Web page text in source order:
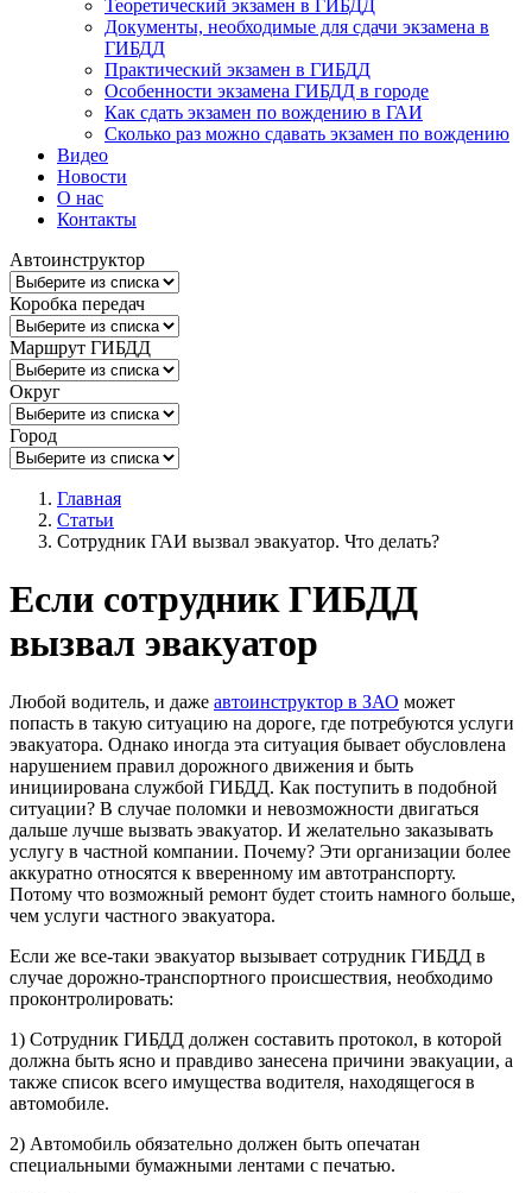
Теоретический экзамен в ГИБДД
Документы, необходимые для сдачи экзамена в
ГИБДД
Практический экзамен в ГИБДД
Особенности экзамена ГИБДД в городе
Как сдать экзамен по вождению в ГАИ
Сколько раз можно сдавать экзамен по вождению
Видео
Новости
О нас
Контакты
Автоинструктор
Коробка передач
Маршрут ГИБДД
Округ
Город
Главная
Статьи
Сотрудник ГАИ вызвал эвакуатор. Что делать?
Если сотрудник ГИБДД
вызвал эвакуатор
Любой водитель, и даже автоинструктор в ЗАО может
попасть в такую ситуацию на дороге, где потребуются услуги
эвакуатора. Однако иногда эта ситуация бывает обусловлена
нарушением правил дорожного движения и быть
инициирована службой ГИБДД. Как поступить в подобной
ситуации? В случае поломки и невозможности двигаться
дальше лучше вызвать эвакуатор. И желательно заказывать
услугу в частной компании. Почему? Эти организации более
аккуратно относятся к вверенному им автотранспорту.
Потому что возможный ремонт будет стоить намного больше,
чем услуги частного эвакуатора.
Если же все-таки эвакуатор вызывает сотрудник ГИБДД в
случае дорожно-транспортного происшествия, необходимо
проконтролировать:
1) Сотрудник ГИБДД должен составить протокол, в которой
должна быть ясно и правдиво занесена причини эвакуации, а
также список всего имущества водителя, находящегося в
автомобиле.
2) Автомобиль обязательно должен быть опечатан
специальными бумажными лентами с печатью.